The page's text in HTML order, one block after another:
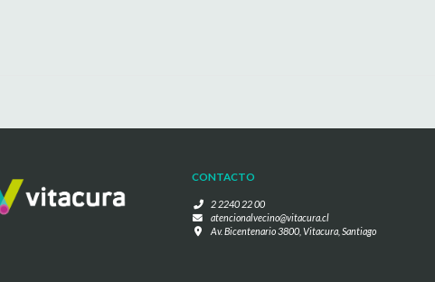
CONTACTO
2 2240 22 00
atencionalvecino@vitacura.cl
Av. Bicentenario 3800, Vitacura, Santiago